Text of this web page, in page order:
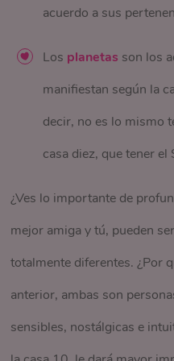
acuerdo a sus
Los planetas son los
manifiestan según la
decir, no es lo mismo
casa diez, que tener el
¿Ves lo importante de
mejor amiga y tú, pueden
totalmente diferentes. ¿Por
anterior, ambas son
sensibles, nostálgicas e
superiores,
Casa 10:Representa
proyección social, así
profesionales y el
Casa 11:Representa
demás. Nos habla de
para buscar un bien
minuciosos, rutinarios y
Libra:
Elemento: Aire - Modalidad:
Afirmación: Yo equilibro
Un libra constantemente es
la tranquilidad, idealista,
desempeña muy bien en
relaciones humanas y la
Escorpio:
casa.
estrechamente ligada
ser ella quien nos
ella heredamos los
Al equilibrar la
podremos crear